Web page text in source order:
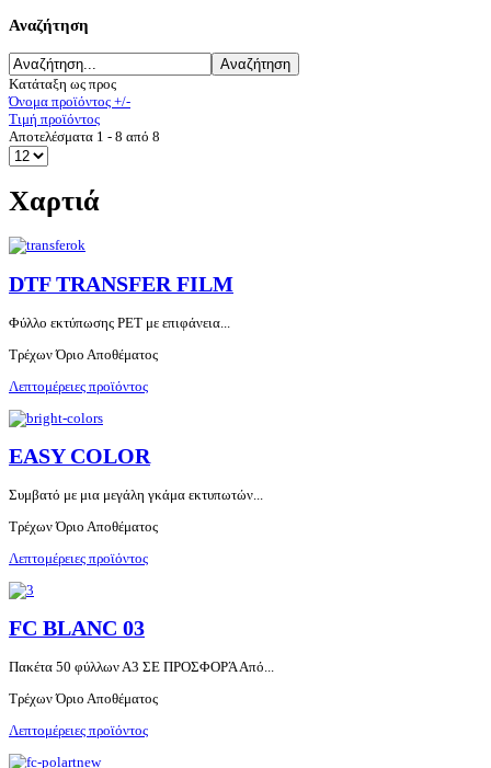
Αναζήτηση
Κατάταξη ως προς
Όνομα προϊόντος +/-
Τιμή προϊόντος
Αποτελέσματα 1 - 8 από 8
Χαρτιά
DTF TRANSFER FILM
Φύλλο εκτύπωσης PET με επιφάνεια...
Τρέχων Όριο Αποθέματος
Λεπτομέρειες προϊόντος
EASY COLOR
Συμβατό με μια μεγάλη γκάμα εκτυπωτών...
Τρέχων Όριο Αποθέματος
Λεπτομέρειες προϊόντος
FC BLANC 03
Πακέτα 50 φύλλων Α3 ΣΕ ΠΡΟΣΦΟΡΆ Από...
Τρέχων Όριο Αποθέματος
Λεπτομέρειες προϊόντος